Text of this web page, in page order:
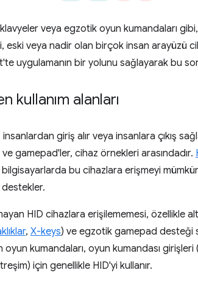
veya egzotik oyun kumandaları
eski veya nadir olan birçok insan arayüzü
uygulamanın bir yolunu sağlayarak bu
kullanım alanları
insanlardan giriş alır veya insanlara çıkış
gamepad'ler, cihaz örnekleri arasındadır.
bu cihazlara erişmeyi
destekler.
HID cihazlara erişilememesi, özellikle
, X-keys) ve egzotik gamepad desteği
kumandaları, oyun kumandası girişleri
için genellikle HID'yi kullanır.